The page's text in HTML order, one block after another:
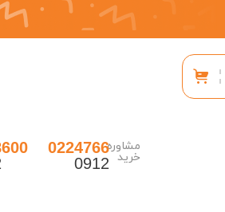
مشاوره
خرید 0224766
0912